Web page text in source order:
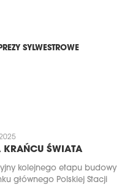
SYLWESTROWE
KRAŃCU ŚWIATA
kolejnego etapu budowy
głównego Polskiej Stacji